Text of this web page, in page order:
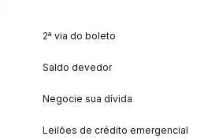
2ª via do boleto
Saldo devedor
Negocie sua dívida
Leilões de crédito emergencial